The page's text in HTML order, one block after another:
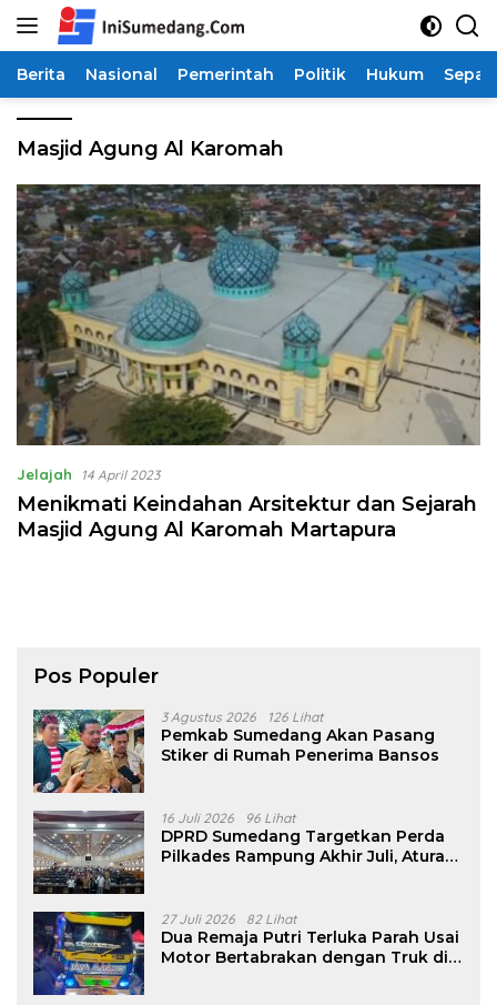
Langsung
Berita Nasional Pemerintah Politik Hukum
Masjid Agung Al Karomah
Jelajah 14 April 2023
Menikmati Keindahan Arsitektur dan Sejarah
Masjid Agung Al Karomah Martapura
Pos Populer
3 Agustus 2026 126 Lihat
Pemkab Sumedang Akan Pasang
Stiker di Rumah Penerima Bansos
16 Juli 2026 96 Lihat
DPRD Sumedang Targetkan Perda
Pilkades Rampung Akhir Juli, Aturan
27 Juli 2026 82 Lihat
Dua Remaja Putri Terluka Parah Usai
Motor Bertabrakan dengan Truk di